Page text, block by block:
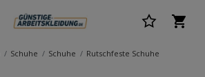
Schuhe Schuhe Rutschfeste Schuhe